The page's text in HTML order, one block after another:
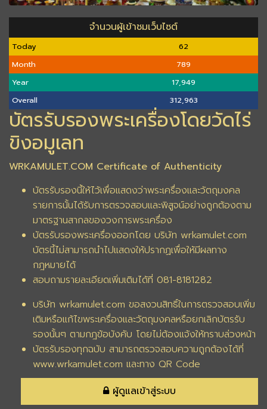
จำนวนผู้เข้าชมเว็บไซต์
Today
62
Month
789
Year
17,949
Overall
312,963
บัตรรับรองพระเครื่องโดยวัดไร่
ขิงอมูเลท
WRKAMULET.COM Certificate of Authenticity
บัตรรับรองนี้ให้ไว้เพื่อแสดงว่าพระเครื่องและวัตถุมงคล
รายการนั้นได้รับการตรวจสอบและพิสูจน์อย่างถูกต้องตาม
มาตรฐานสากลของวงการพระเครื่อง
บัตรรับรองพระเครื่องออกโดย บริษัท wrkamulet.com
บัตรนี้ไม่สามารถนำไปแสดงให้ปรากฏเพื่อให้มีผลทาง
กฎหมายได้
สอบถามรายละเอียดเพิ่มเติมได้ที่ 081-8181282
บริษัท wrkamulet.com ขอสงวนสิทธิ์ในการตรวจสอบเพิ่ม
เติมหรือแก้ไขพระเครื่องและวัตถุมงคลหรือยกเลิกบัตรรับ
รองนั้นๆ ตามกฎข้อบังคับ โดยไม่ต้องแจ้งให้ทราบล่วงหน้า
บัตรรับรองทุกฉบับ สามารถตรวจสอบความถูกต้องได้ที่
www.wrkamulet.com และทาง QR Code
ผู้ดูแลเข้าสู่ระบบ